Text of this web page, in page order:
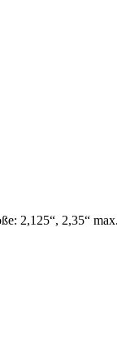
2,125“, 2,35“